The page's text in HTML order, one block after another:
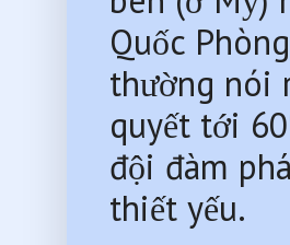
Quốc
thường nói
quyết tới
đội đàm
thiết yếu.